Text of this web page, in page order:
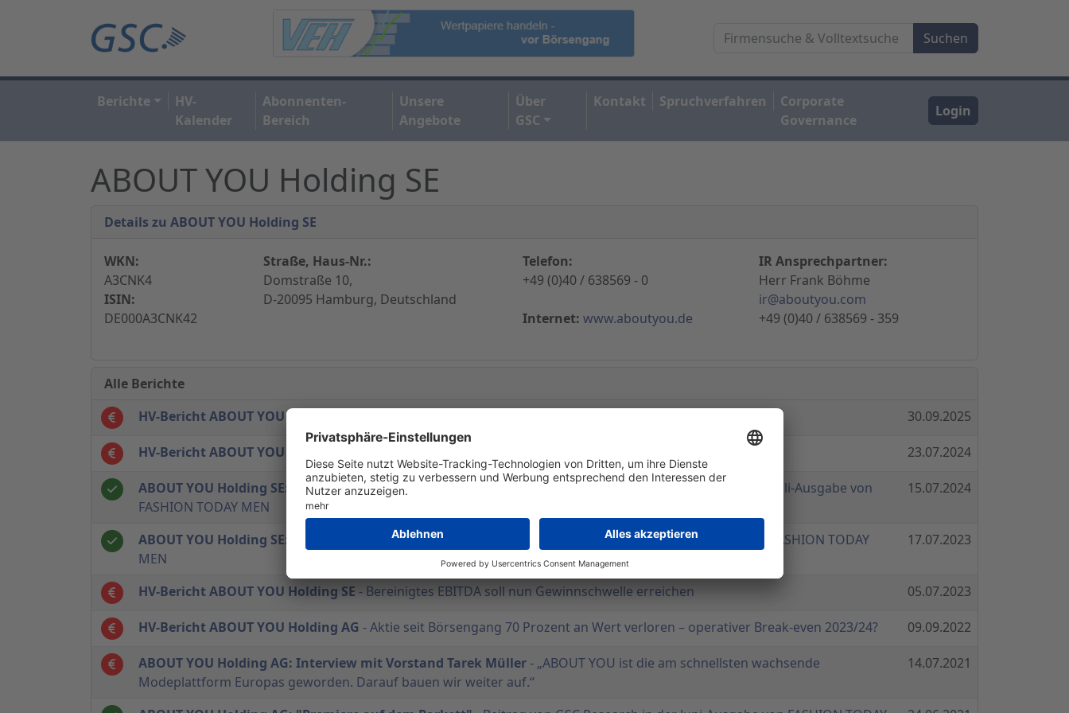
Berichte
HV-
Kalender
Abonnenten-
Bereich
Unsere
Angebote
Über
GSC
Kontakt Spruchverfahren
Corporate
Governance
Login
ABOUT YOU Holding SE
Details zu ABOUT YOU Holding SE
WKN:
A3CNK4
ISIN:
DE000A3CNK42
Straße, Haus-Nr.:
Domstraße 10,
D-20095 Hamburg, Deutschland
Telefon:
+49 (0)40 / 638569 - 0
Internet: www.aboutyou.de
IR Ansprechpartner:
Herr Frank Böhme
ir@aboutyou.com
+49 (0)40 / 638569 - 359
Alle Berichte
HV-Bericht ABOUT YOU Holding SE
30.09.2025
HV-Bericht ABOUT YOU Holding SE 23.07.2024
ABOUT YOU Holding SE: "Rückkehr zu jährlichen Wachstumsraten"
- Beitrag von GSC Research in der Juli-Ausgabe von
FASHION TODAY MEN
15.07.2024
ABOUT YOU Holding SE: "Überraschend profitabel"
- Beitrag von GSC Research in der Juli-Ausgabe von FASHION TODAY
MEN
17.07.2023
HV-Bericht ABOUT YOU Holding SE - Bereinigtes EBITDA soll nun Gewinnschwelle erreichen 05.07.2023
HV-Bericht ABOUT YOU Holding AG - Aktie seit Börsengang 70 Prozent an Wert verloren – operativer Break-even 2023/24? 09.09.2022
ABOUT YOU Holding AG: Interview mit Vorstand Tarek Müller - „ABOUT YOU ist die am schnellsten wachsende
Modeplattform Europas geworden. Darauf bauen wir weiter auf.“
14.07.2021